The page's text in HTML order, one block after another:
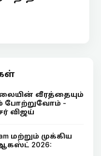
வீரத்தையும்
போற்றுவோம் -
விஜய்
மற்றும் முக்கிய
2026: